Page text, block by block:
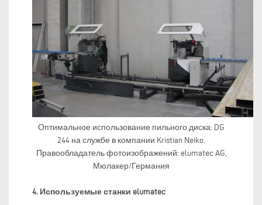
Оптимальное использование пильного диска: DG
244 на службе в компании Kristian Neiko.
Правообладатель фотоизображений: elumatec AG,
Мюлакер/Германия
4. Используемые станки elumatec